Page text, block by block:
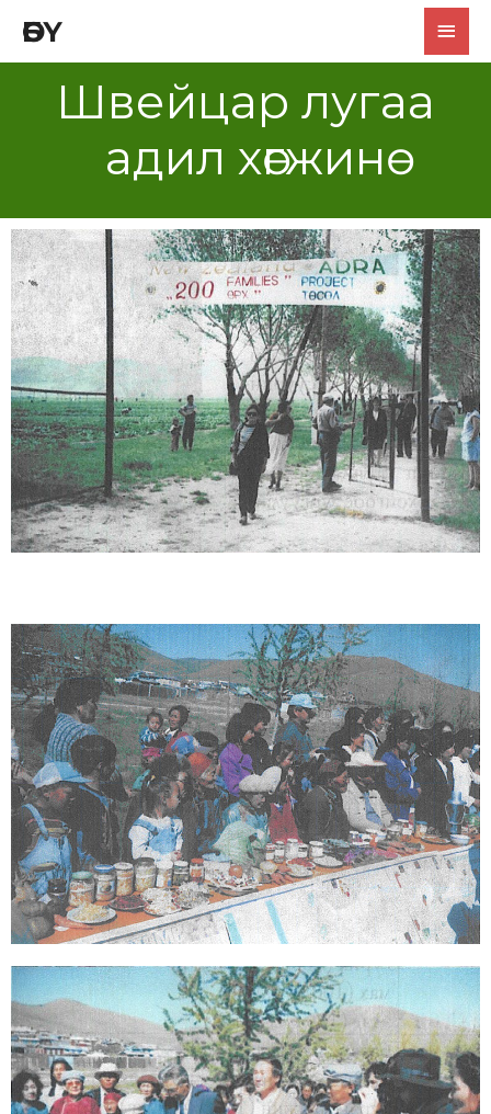
ӨБҮ
Швейцар лугаа
адил хөгжинө